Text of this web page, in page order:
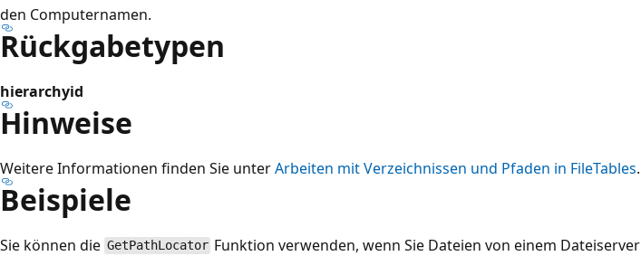
den Computernamen.
Rückgabetypen
hierarchyid
Hinweise
Weitere Informationen finden Sie unterArbeiten mit Verzeichnissen und Pfaden in FileTables.
Beispiele
Sie können die GetPathLocator Funktion verwenden, wenn Sie Dateien von einem Dateiserver